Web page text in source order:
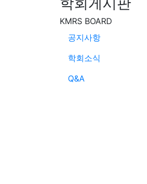
KMRS BOARD
공지사항
학회소식
Q&A